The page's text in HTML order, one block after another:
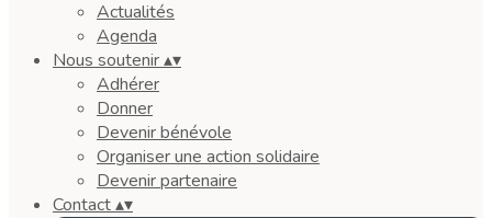
Actualités
Agenda
Nous soutenir▴▾
Adhérer
Donner
Devenir bénévole
Organiser une action solidaire
Devenir partenaire
Contact▴▾